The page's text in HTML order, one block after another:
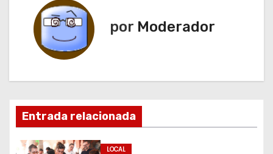
c
ó
por Moderador
Entrada relacionada
LOCAL